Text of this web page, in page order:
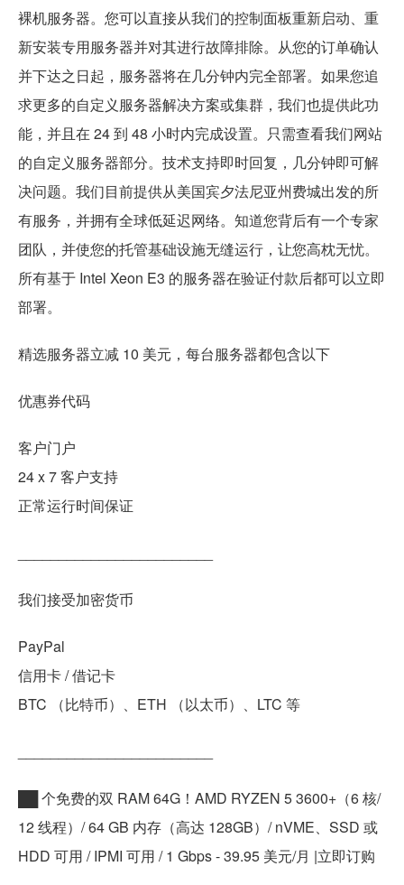
裸机服务器。您可以直接从我们的控制面板重新启动、重
新安装专用服务器并对其进行故障排除。从您的订单确认
并下达之日起，服务器将在几分钟内完全部署。如果您追
求更多的自定义服务器解决方案或集群，我们也提供此功
能，并且在 24 到 48 小时内完成设置。只需查看我们网站
的自定义服务器部分。技术支持即时回复，几分钟即可解
决问题。我们目前提供从美国宾夕法尼亚州费城出发的所
有服务，并拥有全球低延迟网络。知道您背后有一个专家
团队，并使您的托管基础设施无缝运行，让您高枕无忧。
所有基于 Intel Xeon E3 的服务器在验证付款后都可以立即
部署。
精选服务器立减 10 美元，每台服务器都包含以下
优惠券代码
客户门户
24 x 7 客户支持
正常运行时间保证
我们接受加密货币
PayPal
信用卡 / 借记卡
BTC （比特币）、ETH （以太币）、LTC 等
██ 个免费的双 RAM 64G！AMD RYZEN 5 3600+（6 核/
12 线程）/ 64 GB 内存（高达 128GB）/ nVME、SSD 或
HDD 可用 / IPMI 可用 / 1 Gbps - 39.95 美元/月 |立即订购